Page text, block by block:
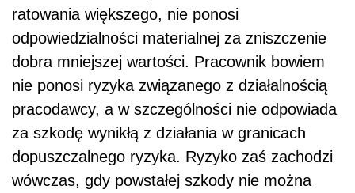
ratowania większego, nie ponosi
odpowiedzialności materialnej za zniszczenie
dobra mniejszej wartości. Pracownik bowiem
nie ponosi ryzyka związanego z działalnością
pracodawcy, a w szczególności nie odpowiada
za szkodę wynikłą z działania w granicach
dopuszczalnego ryzyka. Ryzyko zaś zachodzi
wówczas, gdy powstałej szkody nie można